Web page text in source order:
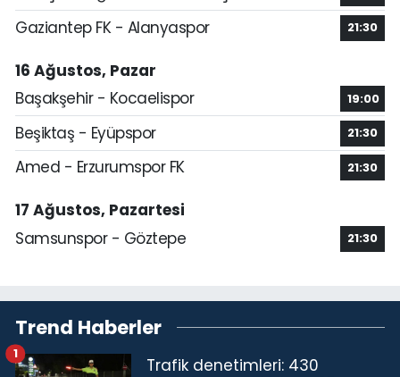
Gaziantep FK - Alanyaspor 21:30
16 Ağustos, Pazar
Başakşehir - Kocaelispor
19:00
Beşiktaş - Eyüpspor 21:30
Amed - Erzurumspor FK 21:30
17 Ağustos, Pazartesi
Samsunspor - Göztepe
21:30
Trend Haberler
Trafik denetimleri: 430
1